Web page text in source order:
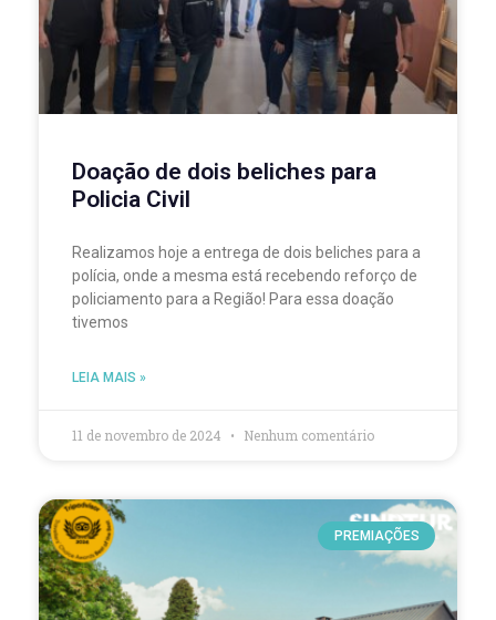
Doação de dois beliches para
Policia Civil
Realizamos hoje a entrega de dois beliches para a
polícia, onde a mesma está recebendo reforço de
policiamento para a Região! Para essa doação
tivemos
LEIA MAIS »
11 de novembro de 2024 Nenhum comentário
PREMIAÇÕES